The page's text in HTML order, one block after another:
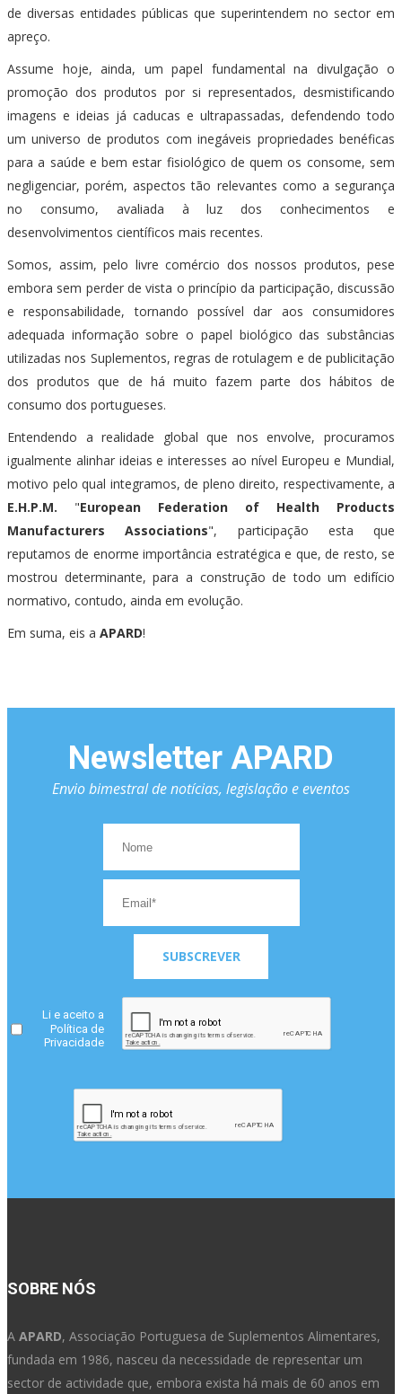
de diversas entidades públicas que superintendem no sector em
apreço.
Assume hoje, ainda, um papel fundamental na divulgação o
promoção dos produtos por si representados, desmistificando
imagens e ideias já caducas e ultrapassadas, defendendo todo
um universo de produtos com inegáveis propriedades benéficas
para a saúde e bem estar fisiológico de quem os consome, sem
negligenciar, porém, aspectos tão relevantes como a segurança
no consumo, avaliada à luz dos conhecimentos e
desenvolvimentos científicos mais recentes.
Somos, assim, pelo livre comércio dos nossos produtos, pese
embora sem perder de vista o princípio da participação, discussão
e responsabilidade, tornando possível dar aos consumidores
adequada informação sobre o papel biológico das substâncias
utilizadas nos Suplementos, regras de rotulagem e de publicitação
dos produtos que de há muito fazem parte dos hábitos de
consumo dos portugueses.
Entendendo a realidade global que nos envolve, procuramos
igualmente alinhar ideias e interesses ao nível Europeu e Mundial,
motivo pelo qual integramos, de pleno direito, respectivamente, a
E.H.P.M. "European Federation of Health Products
Manufacturers Associations", participação esta que
reputamos de enorme importância estratégica e que, de resto, se
mostrou determinante, para a construção de todo um edifício
normativo, contudo, ainda em evolução.
Em suma, eis a APARD!
Newsletter APARD
Envio bimestral de notícias, legislação e eventos
SUBSCREVER
Li e aceito a
Política de
Privacidade
SOBRE NÓS
A APARD, Associação Portuguesa de Suplementos Alimentares,
fundada em 1986, nasceu da necessidade de representar um
sector de actividade que, embora exista há mais de 60 anos em